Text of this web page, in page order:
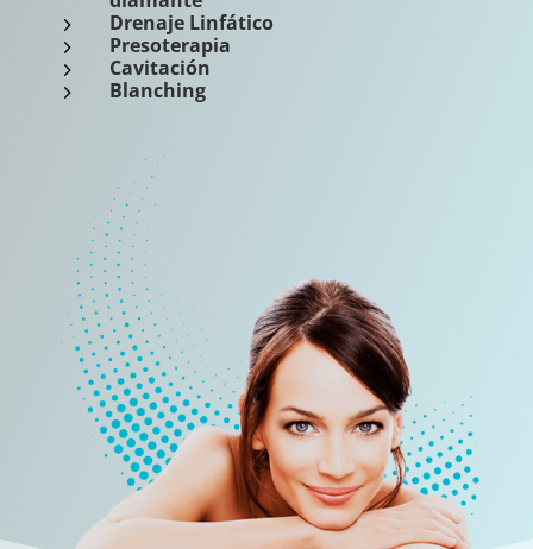
5 Drenaje Linfático
5 Presoterapia
5 Cavitación
5 Blanching